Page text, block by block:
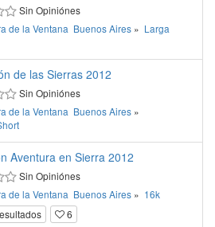
Sin Opiniónes
de la Ventana Buenos Aires » Larga
de las Sierras 2012
Sin Opiniónes
de la Ventana Buenos Aires »
Aventura en Sierra 2012
Sin Opiniónes
de la Ventana Buenos Aires » 16k
6